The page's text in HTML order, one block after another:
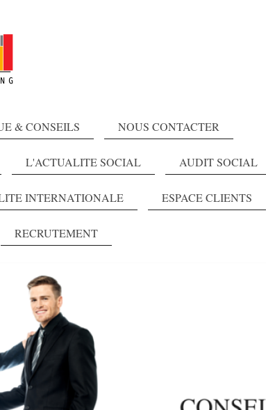
& CONSEILS NOUS CONTACTER
L'ACTUALITE SOCIAL AUDIT SOCIAL
INTERNATIONALE ESPACE CLIENTS
RECRUTEMENT